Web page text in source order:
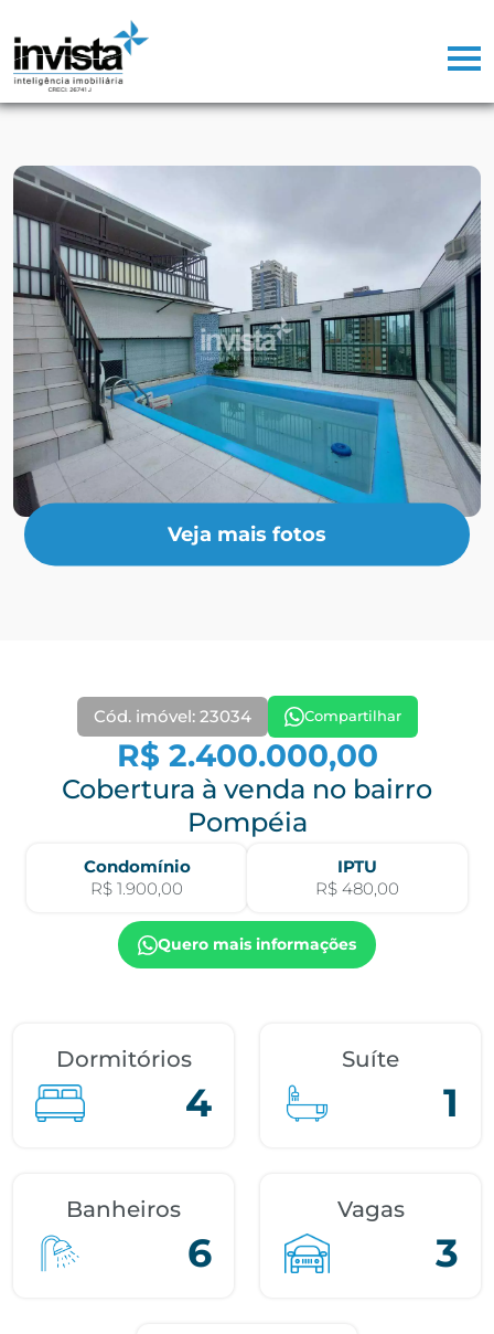
Veja mais fotos
Cód. imóvel: 23034 Compartilhar
R$ 2.400.000,00
Cobertura à venda no bairro
Pompéia
Condomínio
R$ 1.900,00
IPTU
R$ 480,00
Quero mais informações
Dormitórios
4
Suíte
1
Banheiros
6
Vagas
3